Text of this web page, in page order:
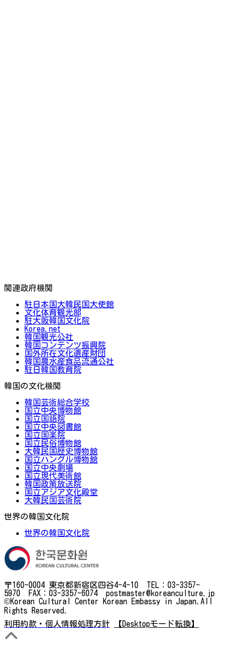
関連政府機関
駐日本国大韓民国大使館
文化体育観光部
駐大阪韓国文化院
Korea.net
韓国観光公社
韓国コンテンツ振興院
国外所在文化遺産財団
韓国農水産食品流通公社
駐日韓国教育院
韓国の文化機関
韓国芸術総合学校
国立中央博物館
国立国語院
国立中央図書館
国立国楽院
国立民俗博物館
大韓民国歴史博物館
国立ハングル博物館
国立中央劇場
国立現代美術館
韓国政策放送院
国立アジア文化殿堂
大韓民国芸術院
世界の韓国文化院
世界の韓国文化院
〒160-0004 東京都新宿区四谷4-4-10 TEL：03-3357-
5970 FAX：03-3357-6074 postmaster@koreanculture.jp
©Korean Cultural Center Korean Embassy in Japan.All
Rights Reserved.
利用約款・個人情報処理方針
【Desktopモード転換】